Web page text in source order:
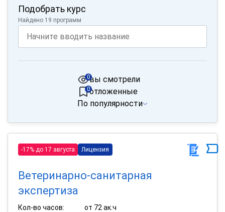
Подобрать курс
Найдено 19 программ
вы смотрели
0
отложенные
0
По популярности
-17% до 17 августа Лицензия
Ветеринарно-санитарная
экспертиза
Кол-во часов:
от 72 ак.ч